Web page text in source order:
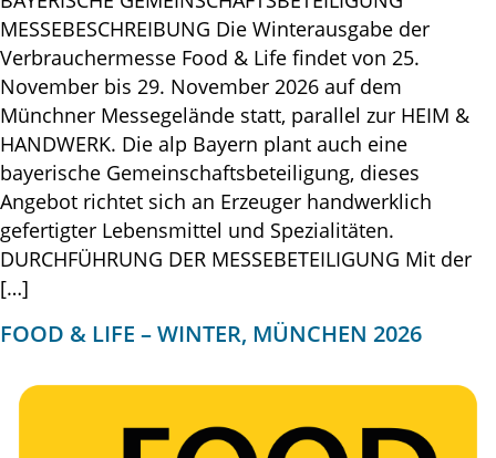
MESSEBESCHREIBUNG Die Winterausgabe der
Verbrauchermesse Food & Life findet von 25.
November bis 29. November 2026 auf dem
Münchner Messegelände statt, parallel zur HEIM &
HANDWERK. Die alp Bayern plant auch eine
bayerische Gemeinschaftsbeteiligung, dieses
Angebot richtet sich an Erzeuger handwerklich
gefertigter Lebensmittel und Spezialitäten.
DURCHFÜHRUNG DER MESSEBETEILIGUNG Mit der
[…]
FOOD & LIFE – WINTER, MÜNCHEN 2026